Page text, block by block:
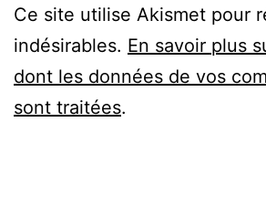
Ce site utilise Akismet pour
indésirables. En savoir plus
dont les données de vos
sont traitées.